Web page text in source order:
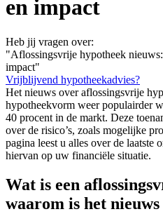
en impact
Heb jij vragen over:
"Aflossingsvrije hypotheek
impact"
Vrijblijvend hypotheekadvies?
Het nieuws over aflossingsvrije
hypotheekvorm weer populairder
40 procent in de markt. Deze
over de risico’s, zoals mogelijke
pagina leest u alles over de laatste
hiervan op uw financiële situatie.
Wat is een
waarom is het